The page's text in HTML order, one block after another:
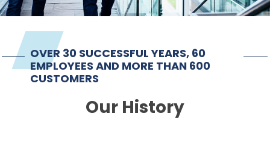
Imprint
OVER 30 SUCCESSFUL YEARS, 60
EMPLOYEES AND MORE THAN 600
CUSTOMERS
Our History